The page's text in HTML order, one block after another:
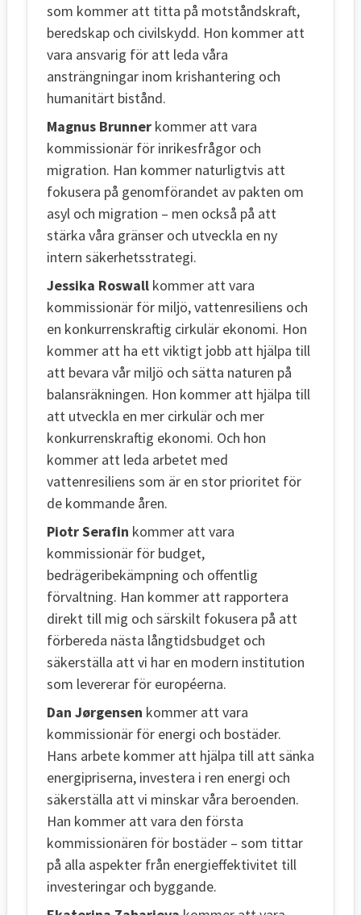
som kommer att titta på motståndskraft,
beredskap och civilskydd. Hon kommer att
vara ansvarig för att leda våra
ansträngningar inom krishantering och
humanitärt bistånd.
Magnus Brunner kommer att vara
kommissionär för inrikesfrågor och
migration. Han kommer naturligtvis att
fokusera på genomförandet av pakten om
asyl och migration – men också på att
stärka våra gränser och utveckla en ny
intern säkerhetsstrategi.
Jessika Roswall kommer att vara
kommissionär för miljö, vattenresiliens och
en konkurrenskraftig cirkulär ekonomi. Hon
kommer att ha ett viktigt jobb att hjälpa till
att bevara vår miljö och sätta naturen på
balansräkningen. Hon kommer att hjälpa till
att utveckla en mer cirkulär och mer
konkurrenskraftig ekonomi. Och hon
kommer att leda arbetet med
vattenresiliens som är en stor prioritet för
de kommande åren.
Piotr Serafin kommer att vara
kommissionär för budget,
bedrägeribekämpning och offentlig
förvaltning. Han kommer att rapportera
direkt till mig och särskilt fokusera på att
förbereda nästa långtidsbudget och
säkerställa att vi har en modern institution
som levererar för européerna.
Dan Jørgensen kommer att vara
kommissionär för energi och bostäder.
Hans arbete kommer att hjälpa till att sänka
energipriserna, investera i ren energi och
säkerställa att vi minskar våra beroenden.
Han kommer att vara den första
kommissionären för bostäder – som tittar
på alla aspekter från energieffektivitet till
investeringar och byggande.